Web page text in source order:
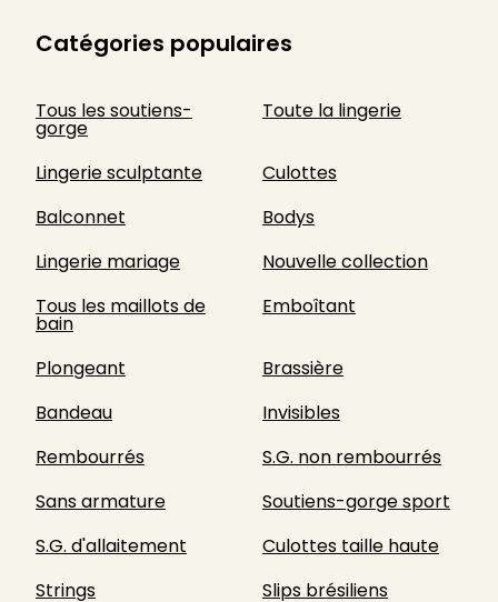
Catégories populaires
Tous les soutiens-
gorge
Toute la lingerie
Lingerie sculptante
Culottes
Balconnet
Bodys
Lingerie mariage
Nouvelle collection
Tous les maillots de
bain
Emboîtant
Plongeant
Brassière
Bandeau
Invisibles
Rembourrés
S.G. non rembourrés
Sans armature
Soutiens-gorge sport
S.G. d'allaitement
Culottes taille haute
Strings
Slips brésiliens